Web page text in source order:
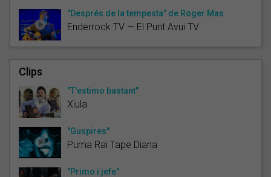
"Després de la tempesta" de Roger Mas
Enderrock TV — El Punt Avui TV
Clips
"T'estimo bastant"
Xiula
"Guspires"
Puma Rai Tape Diana
"Primo i jefe"